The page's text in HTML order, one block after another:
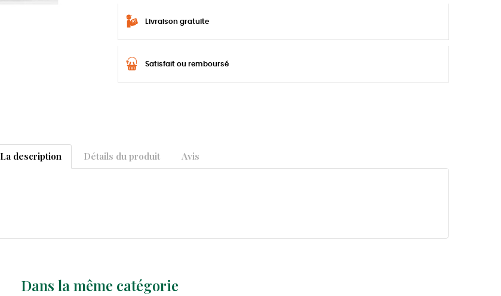
Livraison gratuite
Satisfait ou remboursé
La description Détails du produit Avis
Dans la même catégorie